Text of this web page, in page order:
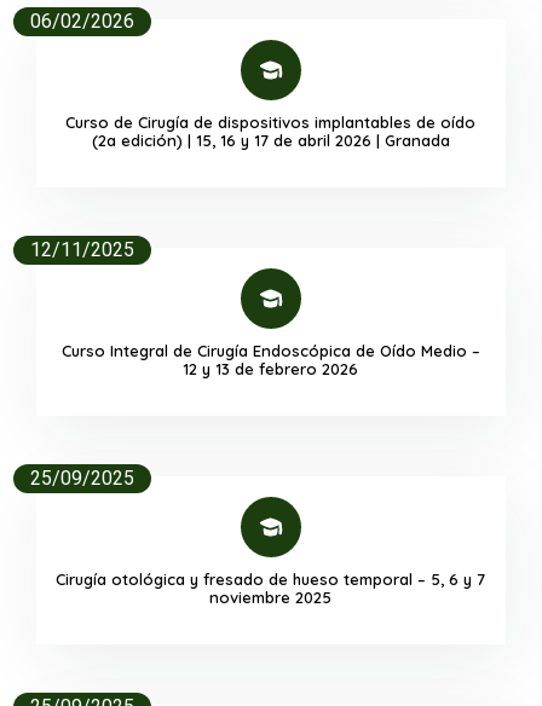
Curso de Cirugía de dispositivos implantables de oído
(2a edición) | 15, 16 y 17 de abril 2026 | Granada
06/02/2026
Curso Integral de Cirugía Endoscópica de Oído Medio –
12 y 13 de febrero 2026
12/11/2025
Cirugía otológica y fresado de hueso temporal – 5, 6 y 7
noviembre 2025
25/09/2025